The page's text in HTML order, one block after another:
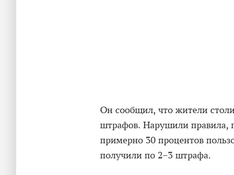
Он сообщил, что жители
штрафов. Нарушили правила,
примерно 30 процентов
получили по 2–3 штрафа.